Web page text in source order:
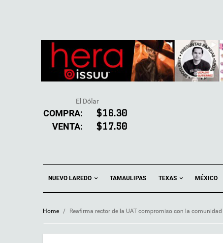
El Dólar
COMPRA: $16.30
VENTA: $17.50
NUEVO LAREDO TAMAULIPAS TEXAS MÉXICO
Home / Reafirma rector de la UAT compromiso con la comunidad